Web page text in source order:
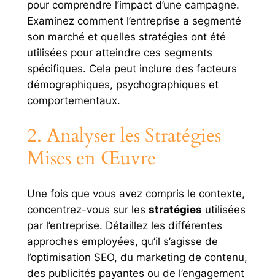
pour comprendre l’impact d’une campagne.
Examinez comment l’entreprise a segmenté
son marché et quelles stratégies ont été
utilisées pour atteindre ces segments
spécifiques. Cela peut inclure des facteurs
démographiques, psychographiques et
comportementaux.
2. Analyser les Stratégies
Mises en Œuvre
Une fois que vous avez compris le contexte,
concentrez-vous sur les stratégies utilisées
par l’entreprise. Détaillez les différentes
approches employées, qu’il s’agisse de
l’optimisation SEO, du marketing de contenu,
des publicités payantes ou de l’engagement